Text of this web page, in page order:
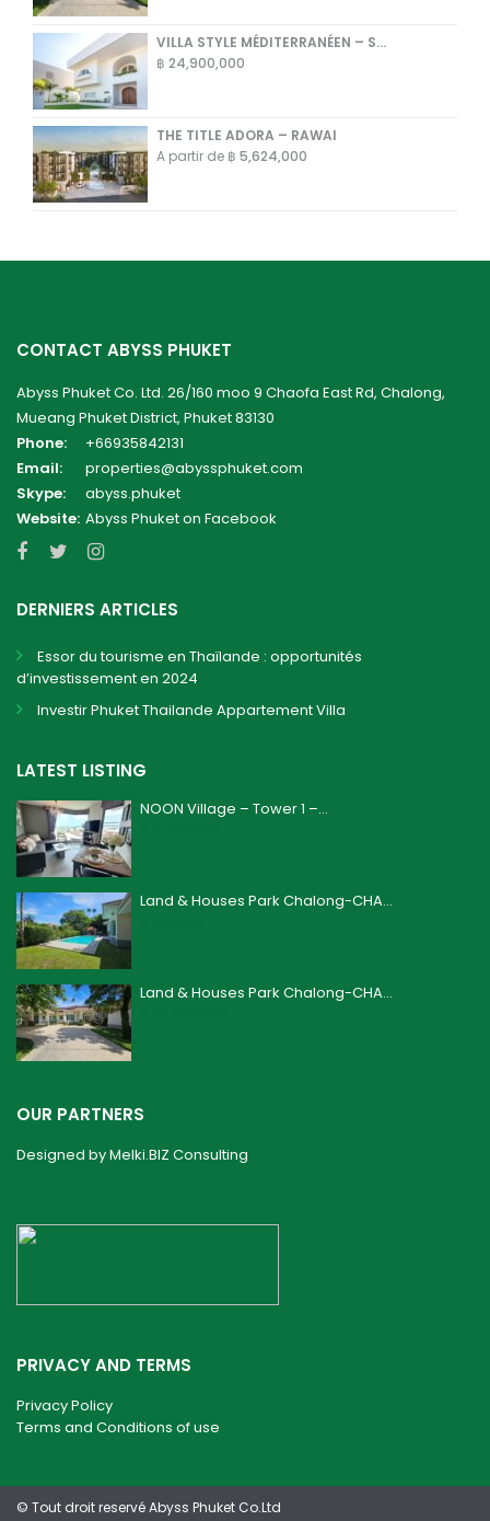
VILLA STYLE MÉDITERRANÉEN – S...
฿ 24,900,000
THE TITLE ADORA – RAWAI
A partir de ฿ 5,624,000
CONTACT ABYSS PHUKET
Abyss Phuket Co. Ltd. 26/160 moo 9 Chaofa East Rd, Chalong,
Mueang Phuket District, Phuket 83130
Phone:
+66935842131
Email:
properties@abyssphuket.com
Skype:
abyss.phuket
Website: Abyss Phuket on Facebook
DERNIERS ARTICLES
Essor du tourisme en Thaïlande : opportunités
d’investissement en 2024
Investir Phuket Thailande Appartement Villa
LATEST LISTING
NOON Village – Tower 1 –...
Land & Houses Park Chalong-CHA...
Land & Houses Park Chalong-CHA...
OUR PARTNERS
Designed byMelki.BIZ Consulting
PRIVACY AND TERMS
Privacy Policy
Terms and Conditions of use
© Tout droit reservé Abyss Phuket Co.Ltd